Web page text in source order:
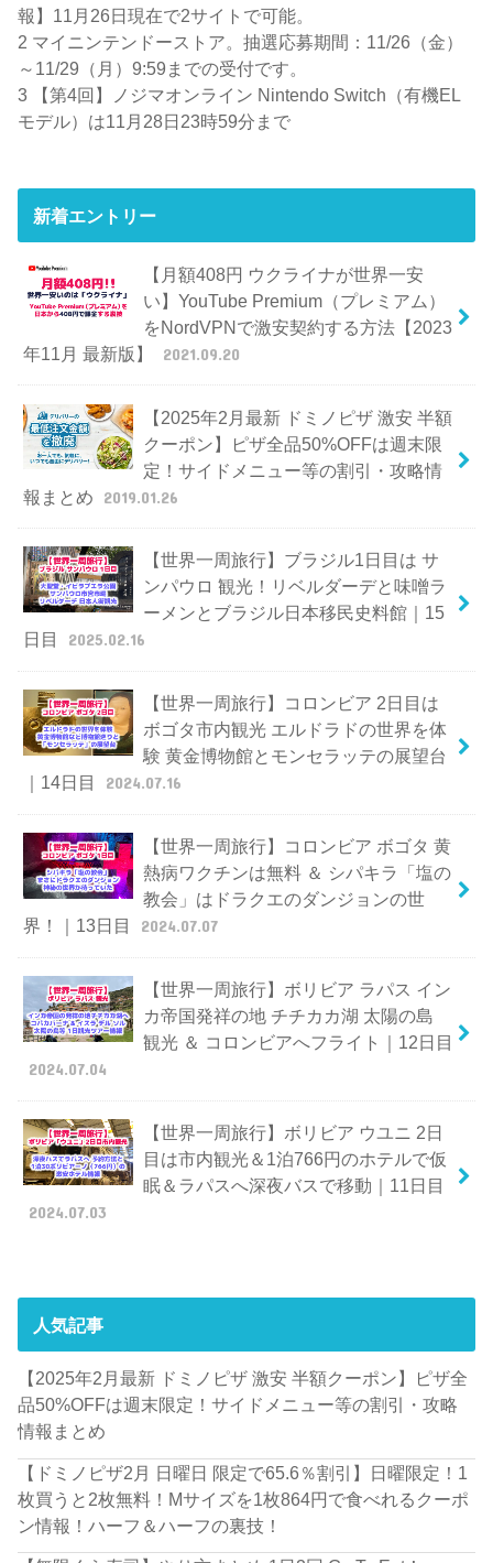
報】11月26日現在で2サイトで可能。
2 マイニンテンドーストア。抽選応募期間：11/26（金）
～11/29（月）9:59までの受付です。
3 【第4回】ノジマオンライン Nintendo Switch（有機EL
モデル）は11月28日23時59分まで
新着エントリー
【月額408円 ウクライナが世界一安
い】YouTube Premium（プレミアム）
をNordVPNで激安契約する方法【2023
年11月 最新版】
2021.09.20
【2025年2月最新 ドミノピザ 激安 半額
クーポン】ピザ全品50%OFFは週末限
定！サイドメニュー等の割引・攻略情
報まとめ
2019.01.26
【世界一周旅行】ブラジル1日目は サ
ンパウロ 観光！リベルダーデと味噌ラ
ーメンとブラジル日本移民史料館｜15
日目
2025.02.16
【世界一周旅行】コロンビア 2日目は
ボゴタ市内観光 エルドラドの世界を体
験 黄金博物館とモンセラッテの展望台
｜14日目
2024.07.16
【世界一周旅行】コロンビア ボゴタ 黄
熱病ワクチンは無料 ＆ シパキラ「塩の
教会」はドラクエのダンジョンの世
界！｜13日目
2024.07.07
【世界一周旅行】ボリビア ラパス イン
カ帝国発祥の地 チチカカ湖 太陽の島
観光 ＆ コロンビアへフライト｜12日目
2024.07.04
【世界一周旅行】ボリビア ウユニ 2日
目は市内観光＆1泊766円のホテルで仮
眠＆ラパスへ深夜バスで移動｜11日目
2024.07.03
人気記事
【2025年2月最新 ドミノピザ 激安 半額クーポン】ピザ全
品50%OFFは週末限定！サイドメニュー等の割引・攻略
情報まとめ
【ドミノピザ2月 日曜日 限定で65.6％割引】日曜限定！1
枚買うと2枚無料！Mサイズを1枚864円で食べれるクーポ
ン情報！ハーフ＆ハーフの裏技！